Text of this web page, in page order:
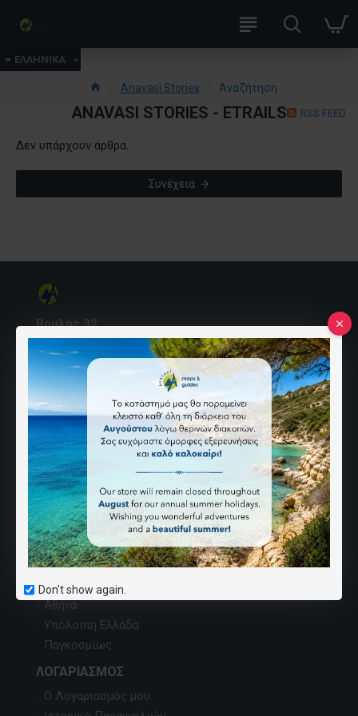
Don't show again.
ΕΛΛΗΝΙΚΑ
Anavasi Stories Αναζήτηση
ANAVASI STORIES - ETRAILS RSS FEED
Δεν υπάρχουν άρθρα.
Συνέχεια
Βουλής 32
10557 Αθήνα, Ελλάδα
ΑΝΆΒΑΣΗ
Ποιοι Είμαστε
Επικοινωνία
Χάρτης Ιστοσελίδας
Εντοπισμός χαρτών
Κατάλογος εκδόσεων
Όροι Αγορών
Καριέρα
Αθήνα
Υπόλοιπη Ελλάδα
Παγκοσμίως
ΛΟΓΑΡΙΑΣΜΌΣ
Ο Λογαριασμός μου